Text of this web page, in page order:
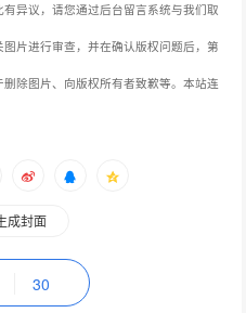
异议，请您通过后台留言系统与我们取
片进行审查，并在确认版权问题后，第
除图片、向版权所有者致歉等。本站连
成封面
30